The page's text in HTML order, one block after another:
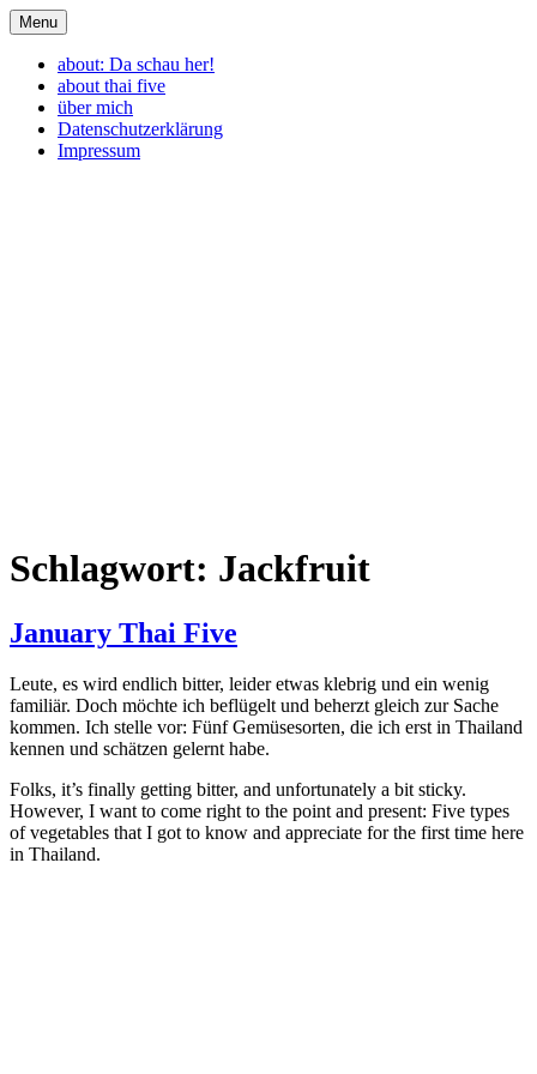
Skip
to
content
genugda
travel. eat. enjoy.
Menu
about: Da schau her!
about thai five
über mich
Datenschutzerklärung
Impressum
Schlagwort: Jackfruit
January Thai Five
Leute, es wird endlich bitter, leider etwas klebrig und ein wenig
familiär. Doch möchte ich beflügelt und beherzt gleich zur Sache
kommen. Ich stelle vor: Fünf Gemüsesorten, die ich erst in Thailand
kennen und schätzen gelernt habe.
Folks, it’s finally getting bitter, and unfortunately a bit sticky.
However, I want to come right to the point and present: Five types
of vegetables that I got to know and appreciate for the first time here
in Thailand.